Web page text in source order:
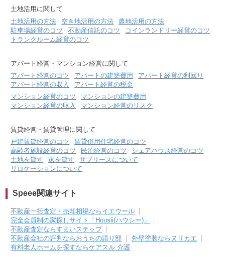
土地活用に関して
土地活用の方法
空き地活用の方法
農地活用の方法
駐車場経営のコツ
不動産信託のコツ
コインランドリー経営のコツ
トランクルーム経営のコツ
アパート経営・マンション経営に関して
アパート経営のコツ
アパートの建築費用
アパート経営の利回り
アパート経営の収入
アパート経営の税金
マンション経営のコツ
マンションの建築費用
マンション経営の収入
マンション経営のリスク
賃貸経営・賃貸管理に関して
戸建賃貸経営のコツ
賃貸併用住宅経営のコツ
高齢者施設経営のコツ
民泊経営のコツ
シェアハウス経営のコツ
土地を貸す
家を貸す
サブリースについて
リロケーションについて
Speee関連サイト
不動産一括査定・売却相場ならイエウール
完全会員制の家探しサイト「Housii(ハウシー)」
不動産査定ならすまいステップ
不動産会社の評判ならおうちの語り部
外壁塗装ならヌリカエ
有料老人ホームを探すならケアスル 介護